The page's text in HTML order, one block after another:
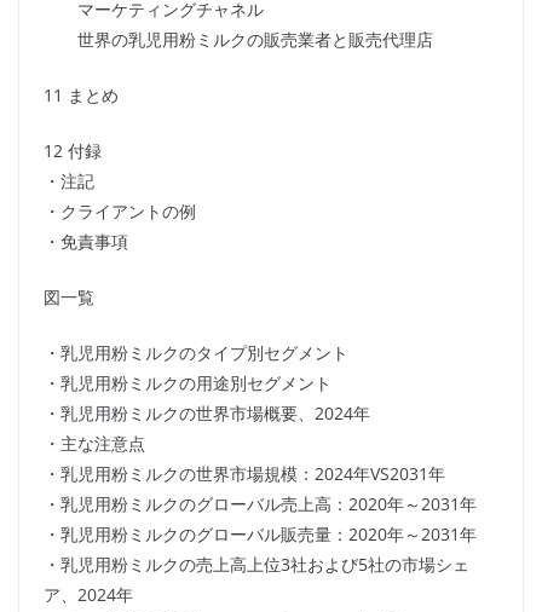
マーケティングチャネル
世界の乳児用粉ミルクの販売業者と販売代理店
11 まとめ
12 付録
・注記
・クライアントの例
・免責事項
図一覧
・乳児用粉ミルクのタイプ別セグメント
・乳児用粉ミルクの用途別セグメント
・乳児用粉ミルクの世界市場概要、2024年
・主な注意点
・乳児用粉ミルクの世界市場規模：2024年VS2031年
・乳児用粉ミルクのグローバル売上高：2020年～2031年
・乳児用粉ミルクのグローバル販売量：2020年～2031年
・乳児用粉ミルクの売上高上位3社および5社の市場シェ
ア、2024年